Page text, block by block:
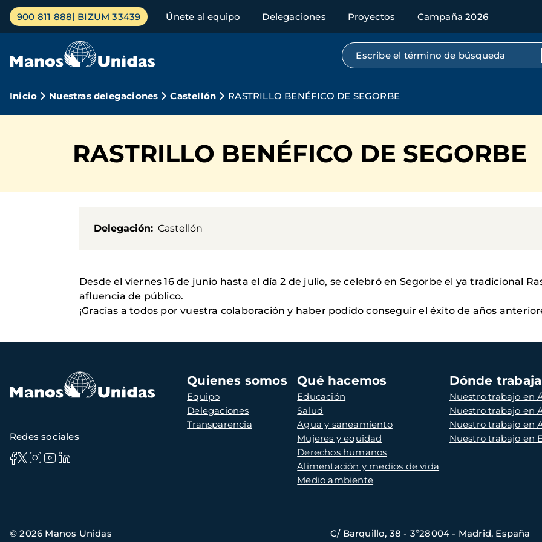
Pasar
contenido
Menú
principal
900 811 888 BIZUM 33439 Únete al equipo Delegaciones Proyectos Campaña 2026
Búsqueda por texto completo
Ruta
navegación
Inicio Nuestras delegaciones Castellón RASTRILLO BENÉFICO DE SEGORBE
RASTRILLO BENÉFICO DE SEGORBE
Delegación Castellón
Desde el viernes 16 de junio hasta el día 2 de julio, se celebró en Segorbe el ya tradicional
afluencia de público.
¡Gracias a todos por vuestra colaboración y haber podido conseguir el éxito de años
Navegación
principal
Quienes somos
Equipo
Delegaciones
Transparencia
Qué hacemos
Educación
Salud
Agua y saneamiento
Mujeres y equidad
Derechos humanos
Alimentación y medios de vida
Medio ambiente
Dónde
Nuestro trabajo en
Nuestro trabajo en
Nuestro trabajo en
Nuestro trabajo en
Redes sociales
de
© 2026 Manos Unidas C/ Barquillo, 38 - 3º28004 - Madrid, España